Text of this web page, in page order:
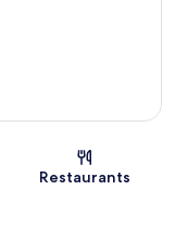
Restaurants